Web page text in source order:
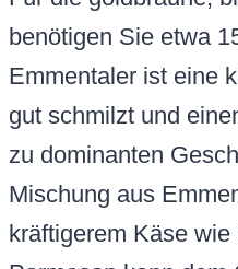
benötigen Sie etwa
Emmentaler ist eine
gut schmilzt und
zu dominanten
Mischung aus
kräftigerem Käse